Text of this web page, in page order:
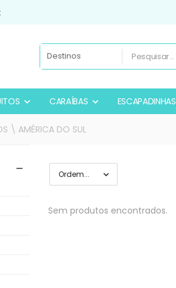
CARAÍBAS ESCAPADINHAS
\ AMÉRICA DO SUL
Sem produtos encontrados.